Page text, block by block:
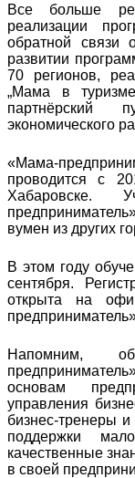
Все больше
реализации
обратной связи
развитии
70 регионов,
„Мама в
партнёрский
экономического
«Мама-
проводится с
Хабаровске.
вумен из других
В этом году
сентября.
открыта на
Напомним,
основам
управления
бизнес-тренеры и
поддержки
качественные
в своей